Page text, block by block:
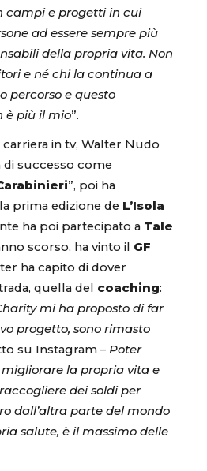
campi e progetti in cui
ad essere sempre più
della propria vita. Non
e né chi la continua a
percorso e questo
è più il mio”.
in tv, Walter Nudo
successo come
”, poi ha
prima edizione de L’Isola
ha poi partecipato a Tale
scorso, ha vinto il GF
ha capito di dover
quella del coaching:
mi ha proposto di far
progetto, sono rimasto
su Instagram – Poter
la propria vita e
dei soldi per
dall’altra parte del mondo
salute, è il massimo delle